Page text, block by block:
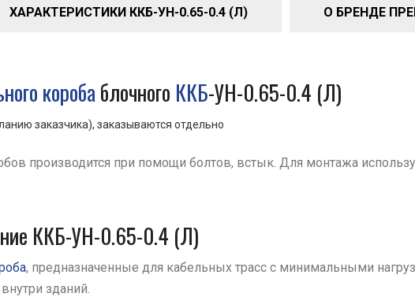
ХАРАКТЕРИСТИКИ ККБ-УН-0.65-0.4 (Л) О БРЕНДЕ
коробаблочного ККБ-УН-0.65-0.4 (Л)
заказчика), заказываются отдельно
производится при помощи болтов, встык. Для монтажа
ККБ-УН-0.65-0.4 (Л)
, предназначенные для кабельных трасс с минимальными
зданий.